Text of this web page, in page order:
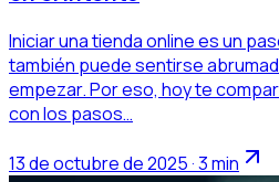
Iniciar una tienda online es un
también puede sentirse
empezar. Por eso, hoy te
con los pasos…
13 de octubre de 2025 · 3 min